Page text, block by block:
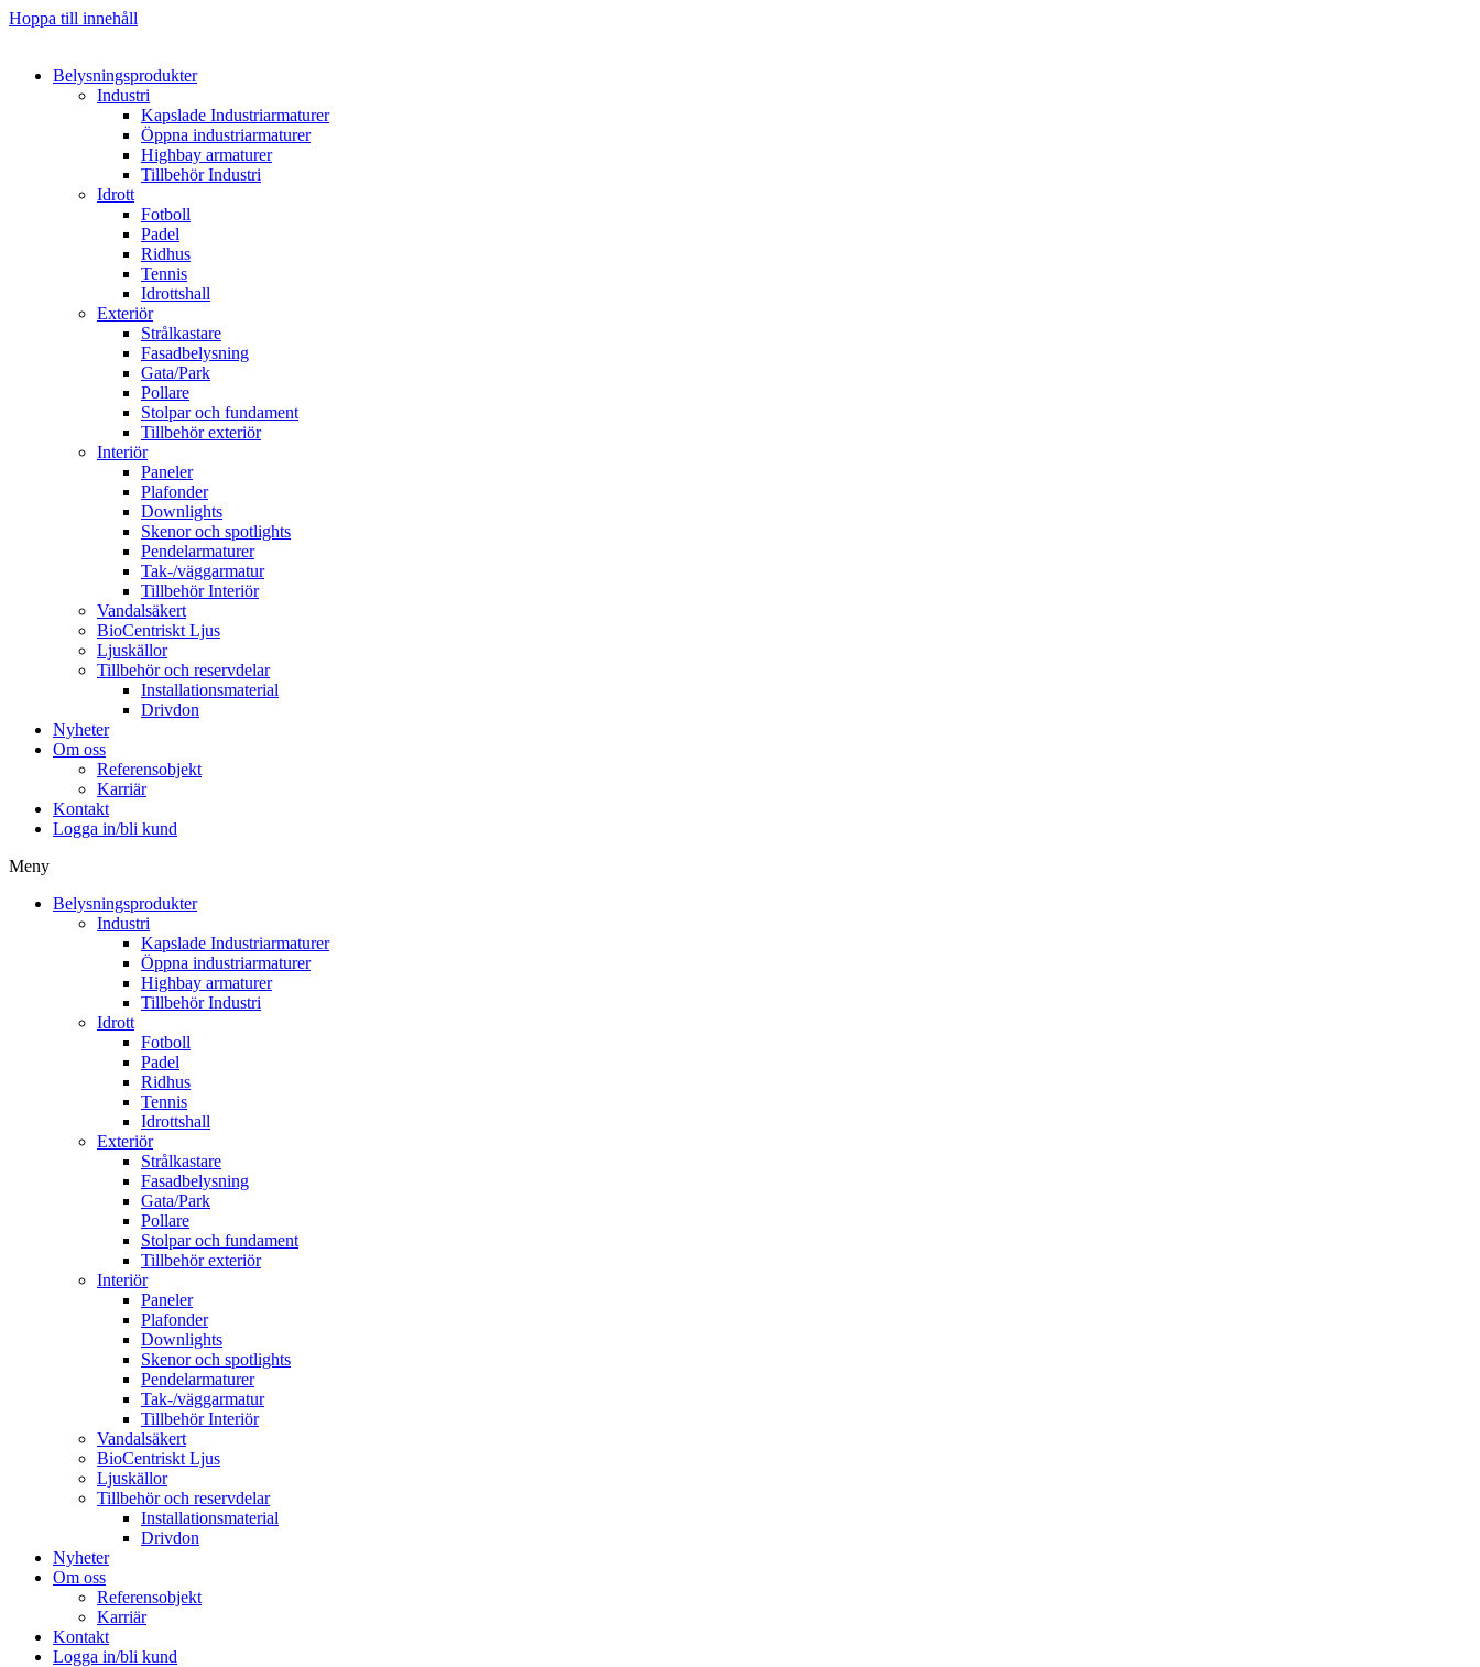
Hoppa till innehåll
Belysningsprodukter
Industri
Kapslade Industriarmaturer
Öppna industriarmaturer
Highbay armaturer
Tillbehör Industri
Idrott
Fotboll
Padel
Ridhus
Tennis
Idrottshall
Exteriör
Strålkastare
Fasadbelysning
Gata/Park
Pollare
Stolpar och fundament
Tillbehör exteriör
Interiör
Paneler
Plafonder
Downlights
Skenor och spotlights
Pendelarmaturer
Tak-/väggarmatur
Tillbehör Interiör
Vandalsäkert
BioCentriskt Ljus
Ljuskällor
Tillbehör och reservdelar
Installationsmaterial
Drivdon
Nyheter
Om oss
Referensobjekt
Karriär
Kontakt
Logga in/bli kund
Meny
Belysningsprodukter
Industri
Kapslade Industriarmaturer
Öppna industriarmaturer
Highbay armaturer
Tillbehör Industri
Idrott
Fotboll
Padel
Ridhus
Tennis
Idrottshall
Exteriör
Strålkastare
Fasadbelysning
Gata/Park
Pollare
Stolpar och fundament
Tillbehör exteriör
Interiör
Paneler
Plafonder
Downlights
Skenor och spotlights
Pendelarmaturer
Tak-/väggarmatur
Tillbehör Interiör
Vandalsäkert
BioCentriskt Ljus
Ljuskällor
Tillbehör och reservdelar
Installationsmaterial
Drivdon
Nyheter
Om oss
Referensobjekt
Karriär
Kontakt
Logga in/bli kund